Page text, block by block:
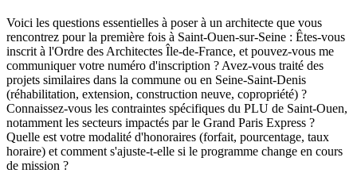
Voici les questions essentielles à poser à un architecte que vous
rencontrez pour la première fois à Saint-Ouen-sur-Seine : Êtes-vous
inscrit à l'Ordre des Architectes Île-de-France, et pouvez-vous me
communiquer votre numéro d'inscription ? Avez-vous traité des
projets similaires dans la commune ou en Seine-Saint-Denis
(réhabilitation, extension, construction neuve, copropriété) ?
Connaissez-vous les contraintes spécifiques du PLU de Saint-Ouen,
notamment les secteurs impactés par le Grand Paris Express ?
Quelle est votre modalité d'honoraires (forfait, pourcentage, taux
horaire) et comment s'ajuste-t-elle si le programme change en cours
de mission ?